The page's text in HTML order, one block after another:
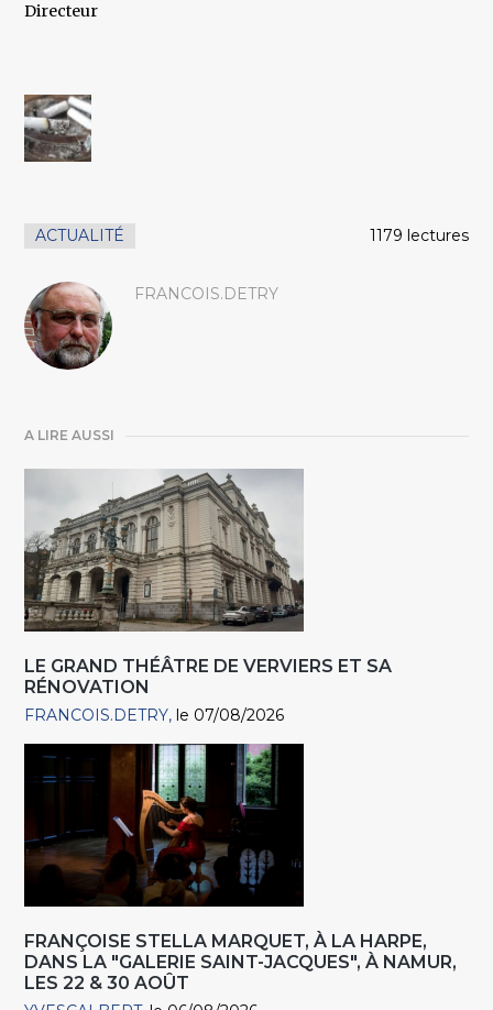
Directeur
ACTUALITÉ 1179 lectures
FRANCOIS.DETRY
A LIRE AUSSI
LE GRAND THÉÂTRE DE VERVIERS ET SA
RÉNOVATION
FRANCOIS.DETRY le 07/08/2026
FRANÇOISE STELLA MARQUET, À LA HARPE,
DANS LA "GALERIE SAINT-JACQUES", À NAMUR,
LES 22 & 30 AOÛT